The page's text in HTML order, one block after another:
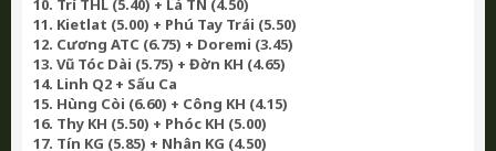
10. Trí THL (5.40) + Lá TN (4.50)
11. Kietlat (5.00) + Phú Tay Trái (5.50)
12. Cương ATC (6.75) + Doremi (3.45)
13. Vũ Tóc Dài (5.75) + Đờn KH (4.65)
14. Linh Q2 + Sấu Ca
15. Hùng Còi (6.60) + Công KH (4.15)
16. Thy KH (5.50) + Phóc KH (5.00)
17. Tín KG (5.85) + Nhân KG (4.50)